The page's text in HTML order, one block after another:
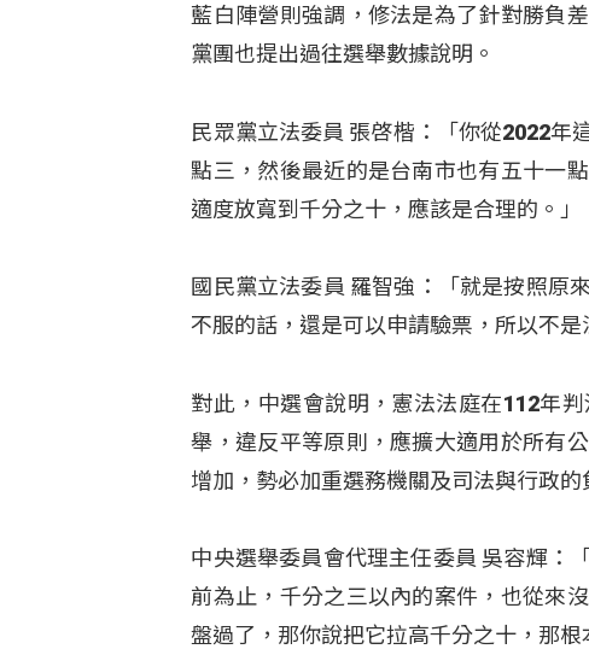
藍白陣營則強調，修法是為了針對勝負
黨團也提出過往選舉數據說明。
民眾黨立法委員 張啓楷：「你從2022年
點三，然後最近的是台南市也有五十一
適度放寬到千分之十，應該是合理的。」
國民黨立法委員 羅智強：「就是按照原
不服的話，還是可以申請驗票，所以不是
對此，中選會說明，憲法法庭在112年
舉，違反平等原則，應擴大適用於所有
增加，勢必加重選務機關及司法與行政的
中央選舉委員會代理主任委員 吳容輝：
前為止，千分之三以內的案件，也從來
盤過了，那你說把它拉高千分之十，那根